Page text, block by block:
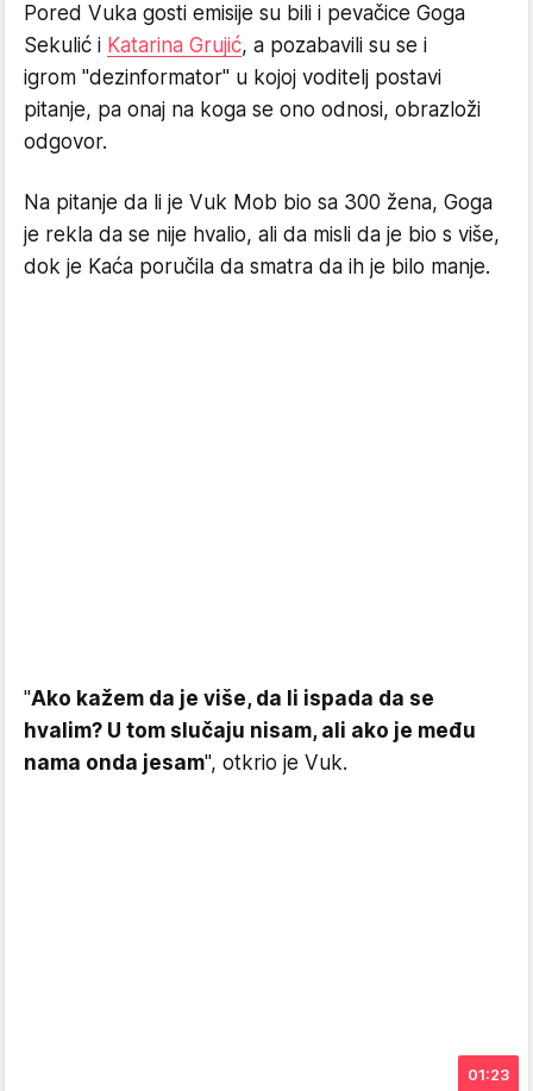
Pored Vuka gosti emisije su bili i pevačice Goga
Sekulić i Katarina Grujić, a pozabavili su se i
igrom "dezinformator" u kojoj voditelj postavi
pitanje, pa onaj na koga se ono odnosi, obrazloži
odgovor.
Na pitanje da li je Vuk Mob bio sa 300 žena, Goga
je rekla da se nije hvalio, ali da misli da je bio s više,
dok je Kaća poručila da smatra da ih je bilo manje.
"Ako kažem da je više, da li ispada da se
hvalim? U tom slučaju nisam, ali ako je među
nama onda jesam", otkrio je Vuk.
01:23